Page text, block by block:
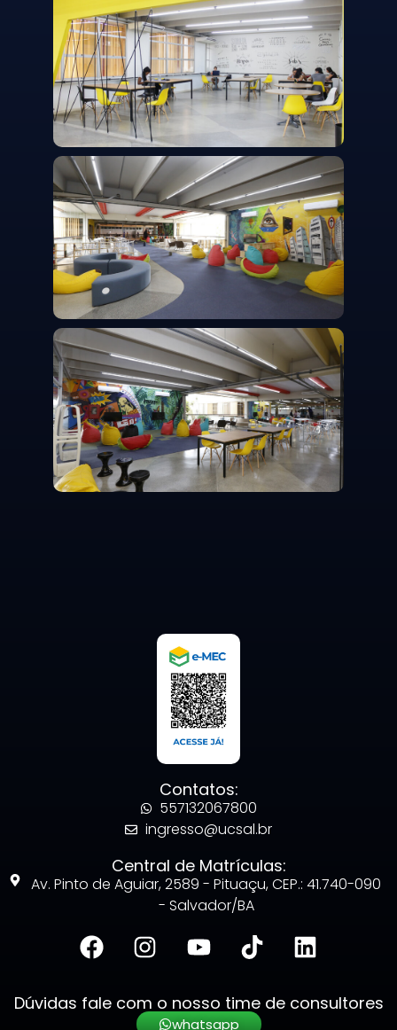
Contatos:
557132067800
ingresso@ucsal.br
Central de Matrículas:
Av. Pinto de Aguiar, 2589 - Pituaçu, CEP.: 41.740-090
- Salvador/BA
Dúvidas fale com o nosso time de consultores
whatsapp